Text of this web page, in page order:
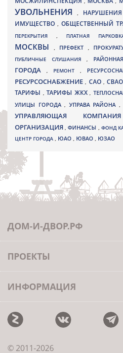
УВОЛЬНЕНИЯ, НАРУШЕНИЯ
ИМУЩЕСТВО , ОБЩЕСТВЕННЫЙ
ПЕРЕКРЫТИЯ , ПЛАТНАЯ
МОСКВЫ
, ПРЕФЕКТ ,
ПУБЛИЧНЫЕ СЛУШАНИЯ ,
ГОРОДА
, РЕМОНТ ,
РЕСУРСОСНАБЖЕНИЕ, САО,СВАО
ТАРИФЫ , ТАРИФЫ ЖКХ ,
УЛИЦЫ ГОРОДА , УПРАВА РАЙОНА ,
УПРАВЛЯЮЩАЯ
ОРГАНИЗАЦИЯ,ФИНАНСЫ , ФОНД
ЦЕНТР ГОРОДА , ЮАО , ЮВАО , ЮЗАО
ДОМ-И-ДВОР.РФ
ПРОЕКТЫ
ИНФОРМАЦИЯ
© 2011-2026